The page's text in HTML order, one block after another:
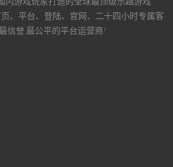
、平台、登陆、官网、二十四小时专属客
信誉,最公平的平台运营商!